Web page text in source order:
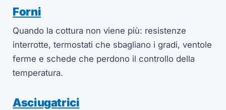
Forni
Quando la cottura non viene più: resistenze
interrotte, termostati che sbagliano i gradi, ventole
ferme e schede che perdono il controllo della
temperatura.
Asciugatrici